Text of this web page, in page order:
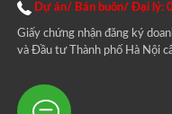
Dự án/ Bán buôn/ Đại lý:
Giấy chứng nhận đăng ký
và Đầu tư Thành phố Hà Nội